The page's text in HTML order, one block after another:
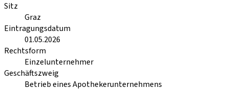
Sitz
Graz
Eintragungsdatum
01.05.2026
Rechtsform
Einzelunternehmer
Geschäftszweig
Betrieb eines Apothekerunternehmens